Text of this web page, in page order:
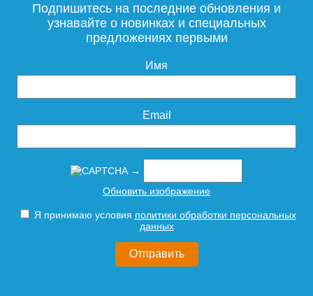
Подпишитесь на последние обновления и
узнавайте о новинках и специальных
предложениях первыми
Имя
Email
→
Обновить изображение
Я принимаю условия политики обработки персональных
данных